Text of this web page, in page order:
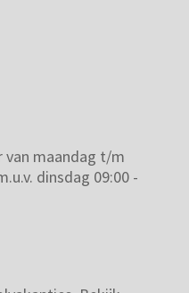
van maandag t/m
dinsdag 09:00 -